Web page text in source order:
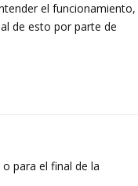
el funcionamiento,
de esto por parte de
para el final de la